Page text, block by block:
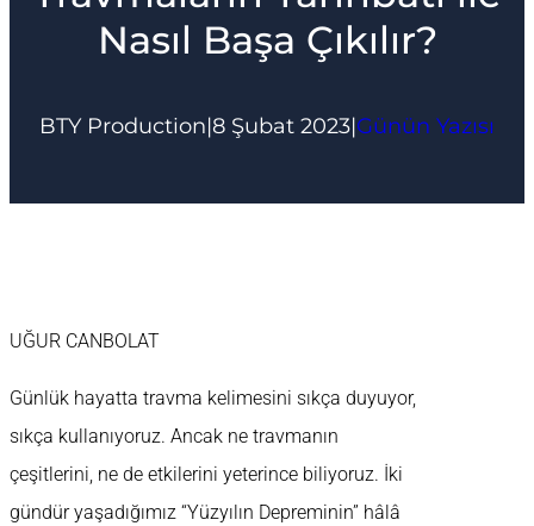
Nasıl Başa Çıkılır?
BTY Production|8 Şubat 2023|Günün Yazısı
UĞUR CANBOLAT
Günlük hayatta travma kelimesini sıkça duyuyor,
sıkça kullanıyoruz. Ancak ne travmanın
çeşitlerini, ne de etkilerini yeterince biliyoruz. İki
gündür yaşadığımız “Yüzyılın Depreminin” hâlâ